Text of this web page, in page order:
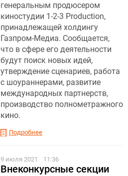
генеральным продюсером
киностудии 1-2-3 Production,
принадлежащей холдингу
Газпром-Медиа. Сообщается,
что в сфере его деятельности
будут поиск новых идей,
утверждение сценариев, работа
с шоураннерами, развитие
международных партнерств,
производство полнометражного
кино.
Подробнее
9 июля 2021 11:36
Внеконкурсные секции